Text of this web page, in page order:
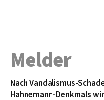
Melder
Nach Vandalismus-
Hahnemann-Denkmals